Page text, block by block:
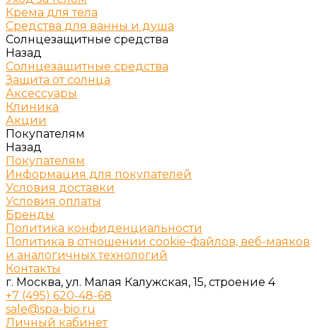
Крема для тела
Средства для ванны и душа
Солнцезащитные средства
Назад
Солнцезащитные средства
Защита от солнца
Аксессуары
Клиника
Акции
Покупателям
Назад
Покупателям
Информация для покупателей
Условия доставки
Условия оплаты
Бренды
Политика конфиденциальности
Политика в отношении cookie-файлов, веб-маяков
и аналогичных технологий
Контакты
г. Москва, ул. Малая Калужская, 15, строение 4
+7 (495) 620-48-68
sale@spa-bio.ru
Личный кабинет